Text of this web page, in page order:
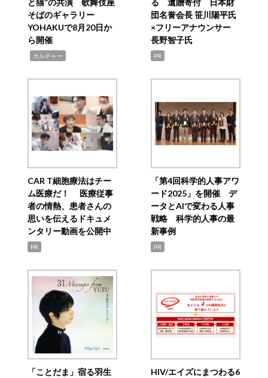
と猫”の共演 歌舞伎座
そばのギャラリー
YOHAKUで8月20日か
ら開催
カルチャー
る 遺贈寄付 日本財
団名誉会長 笹川陽平氏
×フリーアナウンサー
長野智子氏
PR
CAR T細胞療法はチー
ム医療だ！ 医療従事
者の情熱、患者さんの
思いを伝えるドキュメ
ンタリー動画を公開中
PR
「第4回科学的人事アワ
ード2025」を開催 デ
ータとAIで変わる人事
戦略 科学的人事の最
新事例
PR
「ことだま」宿る羽生
HIV/エイズにまつわる6